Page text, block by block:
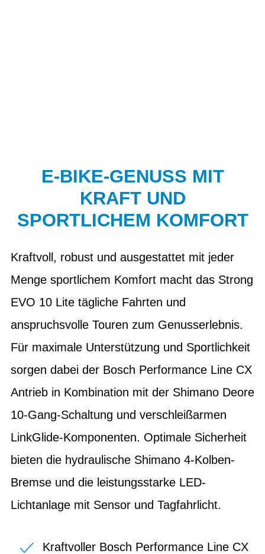
E-BIKE-GENUSS MIT
KRAFT UND
SPORTLICHEM KOMFORT
Kraftvoll, robust und ausgestattet mit jeder
Menge sportlichem Komfort macht das Strong
EVO 10 Lite tägliche Fahrten und
anspruchsvolle Touren zum Genusserlebnis.
Für maximale Unterstützung und Sportlichkeit
sorgen dabei der Bosch Performance Line CX
Antrieb in Kombination mit der Shimano Deore
10-Gang-Schaltung und verschleißarmen
LinkGlide-Komponenten. Optimale Sicherheit
bieten die hydraulische Shimano 4-Kolben-
Bremse und die leistungsstarke LED-
Lichtanlage mit Sensor und Tagfahrlicht.
Kraftvoller Bosch Performance Line CX